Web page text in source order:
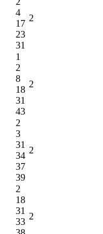
4
17
23
31
2
1
2
8
18
31
43
2
2
3
31
34
37
39
2
2
18
31
33
2